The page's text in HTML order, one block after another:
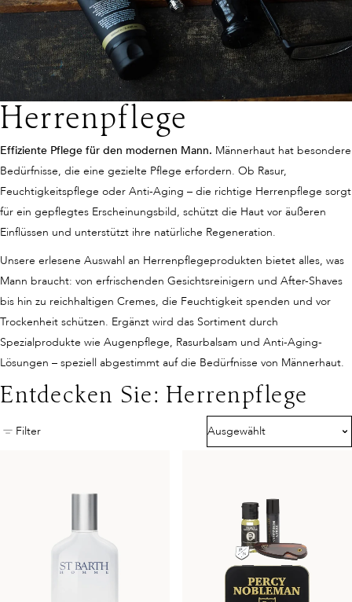
Herrenpflege
Effiziente Pflege für den modernen Mann. Männerhaut hat besondere
Bedürfnisse, die eine gezielte Pflege erfordern. Ob Rasur,
Feuchtigkeitspflege oder Anti-Aging – die richtige Herrenpflege sorgt
für ein gepflegtes Erscheinungsbild, schützt die Haut vor äußeren
Einflüssen und unterstützt ihre natürliche Regeneration.
Unsere erlesene Auswahl an Herrenpflegeprodukten bietet alles, was
Mann braucht: von erfrischenden Gesichtsreinigern und After-Shaves
bis hin zu reichhaltigen Cremes, die Feuchtigkeit spenden und vor
Trockenheit schützen. Ergänzt wird das Sortiment durch
Spezialprodukte wie Augenpflege, Rasurbalsam und Anti-Aging-
Lösungen – speziell abgestimmt auf die Bedürfnisse von Männerhaut.
Entdecken Sie: Herrenpflege
Filter Ausgewählt